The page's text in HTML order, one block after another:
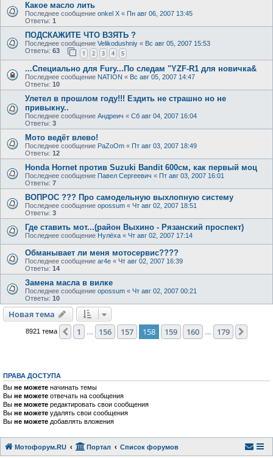
Какое масло лить
Последнее сообщение onkel X « Пн авг 06, 2007 13:45
Ответы: 1
ПОДСКАЖИТЕ ЧТО ВЗЯТЬ ?
Последнее сообщение Velikodushniy « Вс авг 05, 2007 15:53
Ответы: 63 1 2 3 4 5
...Специально для Fury...По следам "YZF-R1 для новичка&
Последнее сообщение NATION « Вс авг 05, 2007 14:47
Ответы: 10
Улетел в прошлом году!!! Ездить не страшно но не
привыкну..
Последнее сообщение Андреич « Сб авг 04, 2007 16:04
Ответы: 3
Мото ведёт влево!
Последнее сообщение PaZoOm « Пт авг 03, 2007 18:49
Ответы: 12
Honda Hornet против Suzuki Bandit 600см, как первый моц
Последнее сообщение Павел Сергеевич « Пт авг 03, 2007 16:01
Ответы: 7
ВОПРОС ??? Про самодельную выхлопную систему
Последнее сообщение opossum « Чт авг 02, 2007 18:51
Ответы: 3
Где ставить мот...(район Выхино - Рязанский проспект)
Последнее сообщение Нулёха « Чт авг 02, 2007 17:14
Обманывает ли меня мотосервис????
Последнее сообщение ar4e « Чт авг 02, 2007 16:39
Ответы: 14
Замена масла в вилке
Последнее сообщение opossum « Чт авг 02, 2007 00:21
Ответы: 10
Новая тема
8921 тема Пред.
1 156 157 158 159 160 179
ПРАВА ДОСТУПА
Вы не можете начинать темы
Вы не можете отвечать на сообщения
Вы не можете редактировать свои сообщения
Вы не можете удалять свои сообщения
Вы не можете добавлять вложения
Мотофорум.RU Портал Список форумов